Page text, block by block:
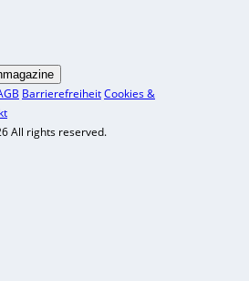
BarrierefreiheitCookies &
All rights reserved.